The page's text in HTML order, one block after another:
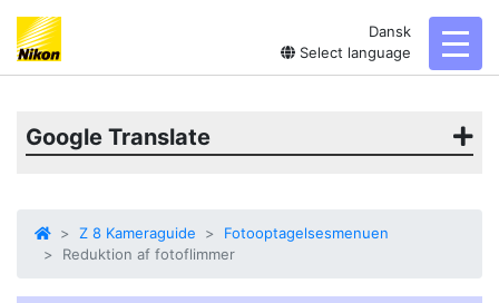
Dansk
Select language
Google Translate
Z 8 Kameraguide
Fotooptagelsesmenuen
Reduktion af fotoflimmer